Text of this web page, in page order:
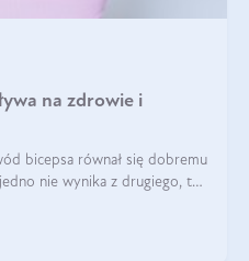
na zdrowie i
bicepsa równał się dobremu
nie wynika z drugiego, to